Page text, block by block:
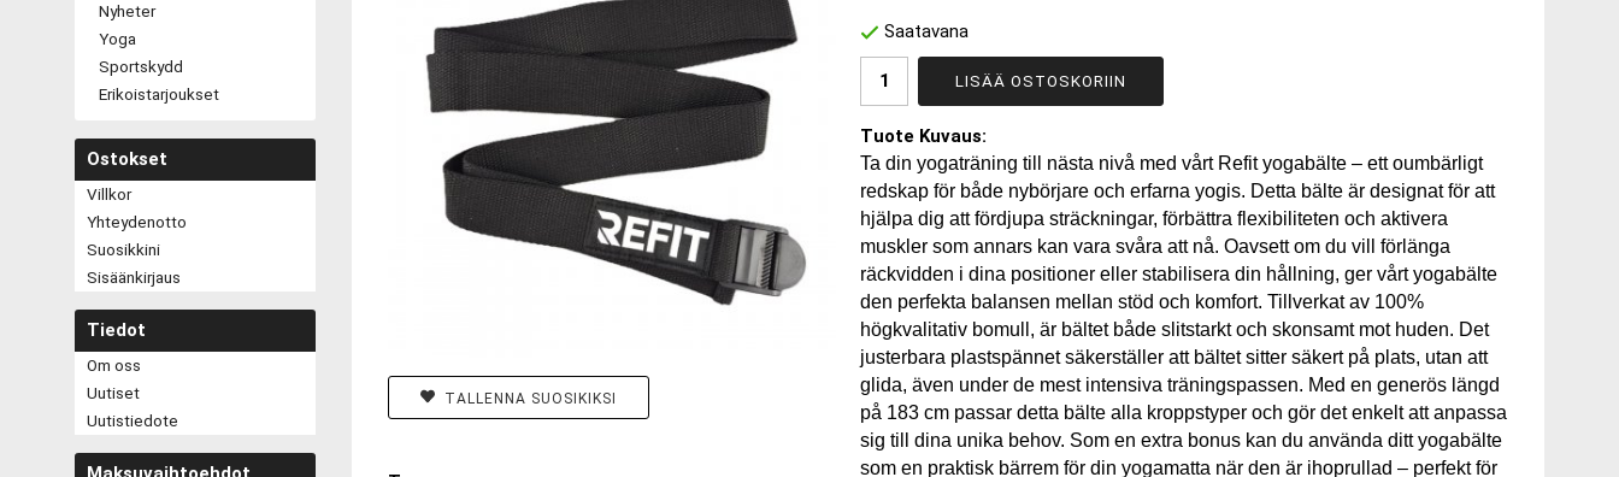
Nyheter
Yoga
Sportskydd
Erikoistarjoukset
Ostokset
Villkor
Yhteydenotto
Suosikkini
Sisäänkirjaus
Tiedot
Om oss
Uutiset
Uutistiedote
Saatavana
LISÄÄ OSTOSKORIIN
Tuote Kuvaus:
Ta din yogaträning till nästa nivå med vårt Refit yogabälte – ett oumbärligt
redskap för både nybörjare och erfarna yogis. Detta bälte är designat för att
hjälpa dig att fördjupa sträckningar, förbättra flexibiliteten och aktivera
muskler som annars kan vara svåra att nå. Oavsett om du vill förlänga
räckvidden i dina positioner eller stabilisera din hållning, ger vårt yogabälte
den perfekta balansen mellan stöd och komfort. Tillverkat av 100%
högkvalitativ bomull, är bältet både slitstarkt och skonsamt mot huden. Det
justerbara plastspännet säkerställer att bältet sitter säkert på plats, utan att
glida, även under de mest intensiva träningspassen. Med en generös längd
på 183 cm passar detta bälte alla kroppstyper och gör det enkelt att anpassa
sig till dina unika behov. Som en extra bonus kan du använda ditt yogabälte
som en praktisk bärrem för din yogamatta när den är ihoprullad – perfekt för
TALLENNA SUOSIKIKSI